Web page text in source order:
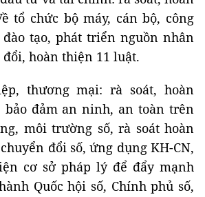
tổ chức bộ máy, cán bộ, công
đào tạo, phát triển nguồn nhân
hoàn thiện 11 luật.
thương mại: rà soát, hoàn
bảo đảm an ninh, an toàn trên
môi trường số, rà soát hoàn
đổi số, ứng dụng KH-CN,
cơ sở pháp lý để đẩy mạnh
Quốc hội số, Chính phủ số,